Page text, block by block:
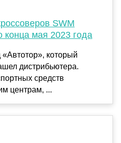
SWM
конца мая 2023 года
«Автотор», который
дистрибьютера.
средств
центрам, ...